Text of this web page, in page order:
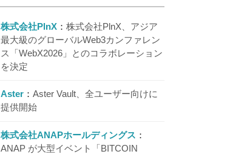
株式会社PlnX
株式会社PlnX、アジア
最大級のグローバルWeb3カンファレン
ス「WebX2026」とのコラボレーション
を決定
Aster
Aster Vault、全ユーザー向けに
提供開始
株式会社ANAPホールディングス
ANAP が大型イベント「BITCOIN